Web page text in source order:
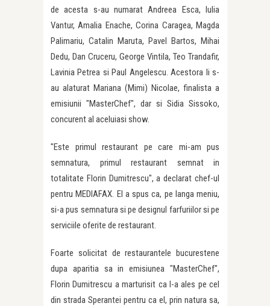
de acesta s-au numarat Andreea Esca, Iulia
Vantur, Amalia Enache, Corina Caragea, Magda
Palimariu, Catalin Maruta, Pavel Bartos, Mihai
Dedu, Dan Cruceru, George Vintila, Teo Trandafir,
Lavinia Petrea si Paul Angelescu. Acestora li s-
au alaturat Mariana (Mimi) Nicolae, finalista a
emisiunii "MasterChef", dar si Sidia Sissoko,
concurent al aceluiasi show.
"Este primul restaurant pe care mi-am pus
semnatura, primul restaurant semnat in
totalitate Florin Dumitrescu", a declarat chef-ul
pentru MEDIAFAX. El a spus ca, pe langa meniu,
si-a pus semnatura si pe designul farfuriilor si pe
serviciile oferite de restaurant.
Foarte solicitat de restaurantele bucurestene
dupa aparitia sa in emisiunea "MasterChef",
Florin Dumitrescu a marturisit ca l-a ales pe cel
din strada Sperantei pentru ca el, prin natura sa,